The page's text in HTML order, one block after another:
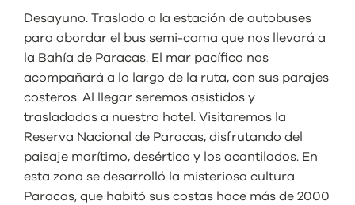
Desayuno. Traslado a la estación de autobuses
para abordar el bus semi-cama que nos llevará a
la Bahía de Paracas. El mar pacífico nos
acompañará a lo largo de la ruta, con sus parajes
costeros. Al llegar seremos asistidos y
trasladados a nuestro hotel. Visitaremos la
Reserva Nacional de Paracas, disfrutando del
paisaje marítimo, desértico y los acantilados. En
esta zona se desarrolló la misteriosa cultura
Paracas, que habitó sus costas hace más de 2000